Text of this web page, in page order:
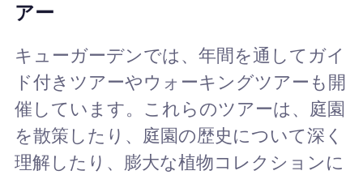
アー
キューガーデンでは、年間を通してガイ
ド付きツアーやウォーキングツアーも開
催しています。これらのツアーは、庭園
を散策したり、庭園の歴史について深く
理解したり、膨大な植物コレクションに